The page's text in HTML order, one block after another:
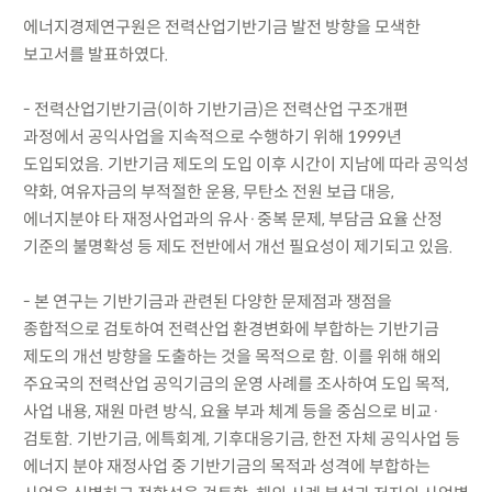
에너지경제연구원은 전력산업기반기금 발전 방향을 모색한
보고서를 발표하였다.
- 전력산업기반기금(이하 기반기금)은 전력산업 구조개편
과정에서 공익사업을 지속적으로 수행하기 위해 1999년
도입되었음. 기반기금 제도의 도입 이후 시간이 지남에 따라 공익성
약화, 여유자금의 부적절한 운용, 무탄소 전원 보급 대응,
에너지분야 타 재정사업과의 유사·중복 문제, 부담금 요율 산정
기준의 불명확성 등 제도 전반에서 개선 필요성이 제기되고 있음.
- 본 연구는 기반기금과 관련된 다양한 문제점과 쟁점을
종합적으로 검토하여 전력산업 환경변화에 부합하는 기반기금
제도의 개선 방향을 도출하는 것을 목적으로 함. 이를 위해 해외
주요국의 전력산업 공익기금의 운영 사례를 조사하여 도입 목적,
사업 내용, 재원 마련 방식, 요율 부과 체계 등을 중심으로 비교·
검토함. 기반기금, 에특회계, 기후대응기금, 한전 자체 공익사업 등
에너지 분야 재정사업 중 기반기금의 목적과 성격에 부합하는